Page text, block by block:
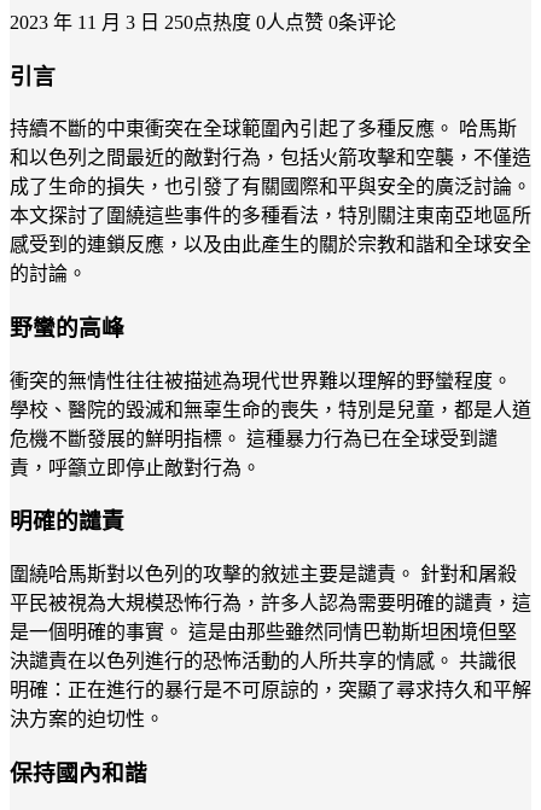
2023 年 11 月 3 日 250点热度 0人点赞 0条评论
引言
持續不斷的中東衝突在全球範圍內引起了多種反應。 哈馬斯
和以色列之間最近的敵對行為，包括火箭攻擊和空襲，不僅造
成了生命的損失，也引發了有關國際和平與安全的廣泛討論。
本文探討了圍繞這些事件的多種看法，特別關注東南亞地區所
感受到的連鎖反應，以及由此產生的關於宗教和諧和全球安全
的討論。
野蠻的高峰
衝突的無情性往往被描述為現代世界難以理解的野蠻程度。
學校、醫院的毀滅和無辜生命的喪失，特別是兒童，都是人道
危機不斷發展的鮮明指標。 這種暴力行為已在全球受到譴
責，呼籲立即停止敵對行為。
明確的譴責
圍繞哈馬斯對以色列的攻擊的敘述主要是譴責。 針對和屠殺
平民被視為大規模恐怖行為，許多人認為需要明確的譴責，這
是一個明確的事實。 這是由那些雖然同情巴勒斯坦困境但堅
決譴責在以色列進行的恐怖活動的人所共享的情感。 共識很
明確：正在進行的暴行是不可原諒的，突顯了尋求持久和平解
決方案的迫切性。
保持國內和諧